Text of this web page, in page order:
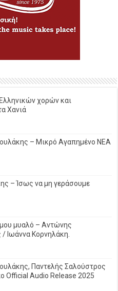
χορών και
Χανιά
– Μικρό Αγαπημένο NEΑ
– Ίσως να μη γεράσουμε
μυαλό – Αντώνης
Ιωάννα Κορνηλάκη.
Παντελής Σαλούστρος
Official Audio Release 2025